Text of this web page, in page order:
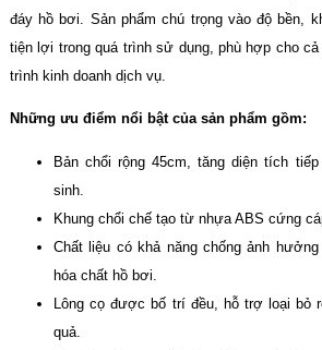
đáy hồ bơi. Sản phẩm chú trọng vào độ bền,
tiện lợi trong quá trình sử dụng, phù hợp cho
trình kinh doanh dịch vụ.
Những ưu điểm nổi bật của sản phẩm gồm:
Bản chổi rộng 45cm, tăng diện tích
sinh.
Khung chổi chế tạo từ nhựa ABS cứng
Chất liệu có khả năng chống ảnh
hóa chất hồ bơi.
Lông cọ được bố trí đều, hỗ trợ loại bỏ
quả.